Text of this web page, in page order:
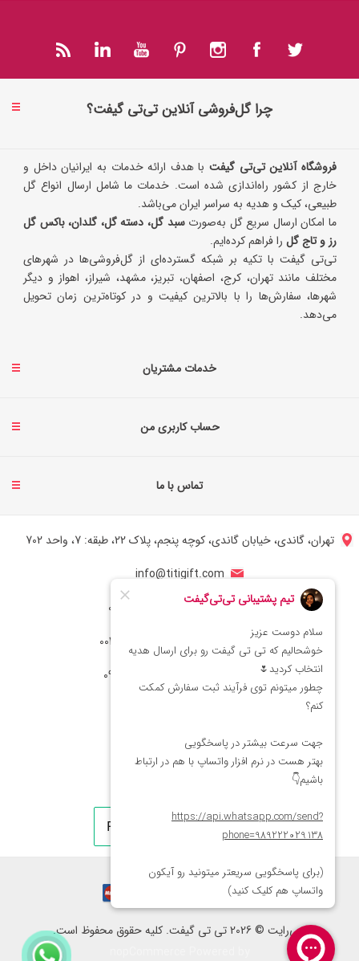
چرا گل‌فروشی آنلاین تی‌تی گیفت؟
فروشگاه آنلاین تی‌تی گیفتبا هدف ارائه خدمات به ایرانیان داخل و
خارج از کشور راه‌اندازی شده است. خدمات ما شامل ارسال انواع گل
طبیعی، کیک و هدیه به سراسر ایران می‌باشد.
ما امکان ارسال سریع گل به‌صورتسبد گل، دسته گل، گلدان، باکس گل
رز و تاج گل را فراهم کرده‌ایم.
تی‌تی گیفت با تکیه بر شبکه گسترده‌ای از گل‌فروشی‌ها در شهرهای
مختلف مانند تهران، کرج، اصفهان، تبریز، مشهد، شیراز، اهواز و دیگر
شهرها، سفارش‌ها را با بالاترین کیفیت و در کوتاه‌ترین زمان تحویل
می‌دهد.
خدمات مشتریان
حساب کاربری من
تماس با ما
تهران، گاندی، خیابان گاندی، کوچه پنجم، پلاک 22، طبقه: 7، واحد 702
info@titigift.com
شماره تماس ایران: 02166066403
شماره تماس آمریکا: 0014088054942
کپی‌رایت © 2026 تی تی گیفت. کلیه حقوق محفوظ است.